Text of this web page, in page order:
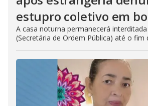
estupro coletivo em
A casa noturna permanecerá
(Secretária de Ordem Pública) até o fim